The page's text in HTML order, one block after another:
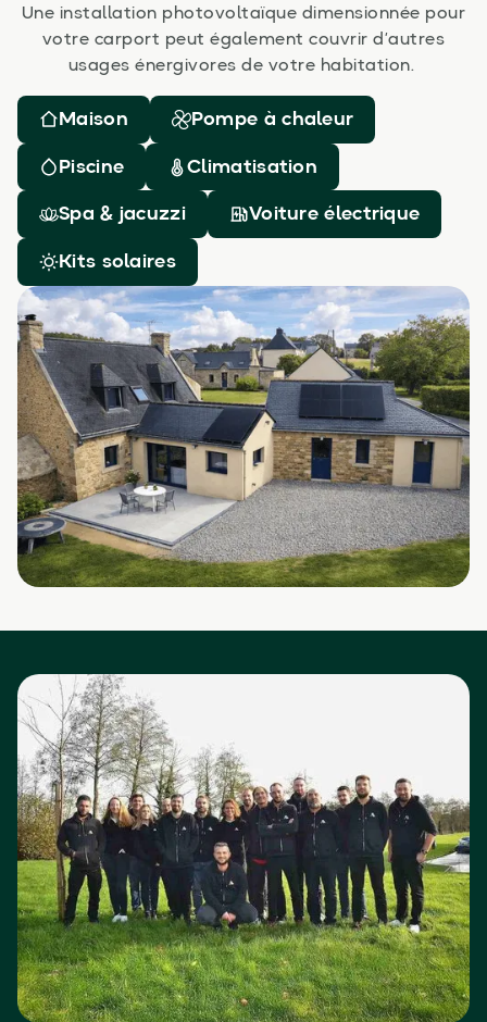
Une installation photovoltaïque dimensionnée pour
votre carport peut également couvrir d’autres
usages énergivores de votre habitation.
Maison Pompe à chaleur
Piscine Climatisation
Spa & jacuzzi Voiture électrique
Kits solaires